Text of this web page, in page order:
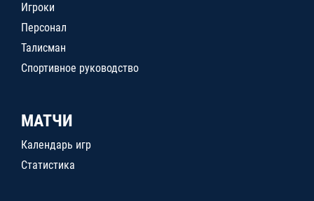
Игроки
Персонал
Талисман
Спортивное руководство
МАТЧИ
Календарь игр
Статистика